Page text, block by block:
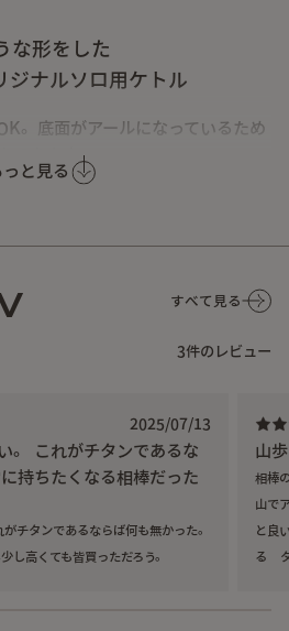
っと見る
な形をした
ジナルソロ用ケトル
。底面がアールになっているため
できます。
イン。
すべて見る
3件のレビュー
2025/07/13
。 これがチタンであるな
持ちたくなる相棒だった
チタンであるならば何も無かった。
し高くても皆買っただろう。
山
相棒
山で
と良
る タ